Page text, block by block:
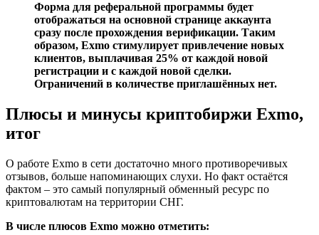
Форма для реферальной программы будет
отображаться на основной странице аккаунта
сразу после прохождения верификации. Таким
образом, Exmo стимулирует привлечение новых
клиентов, выплачивая 25% от каждой новой
регистрации и с каждой новой сделки.
Ограничений в количестве приглашённых нет.
Плюсы и минусы криптобиржи Exmo,
итог
О работе Exmo в сети достаточно много противоречивых
отзывов, больше напоминающих слухи. Но факт остаётся
фактом – это самый популярный обменный ресурс по
криптовалютам на территории СНГ.
В числе плюсов Exmo можно отметить: